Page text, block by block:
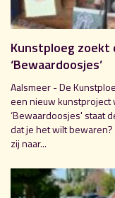
Kunstploeg zoekt
‘Bewaardoosjes’
Aalsmeer - De
een nieuw kunstproject
‘Bewaardoosjes' staat
dat je het wilt
zij naar...